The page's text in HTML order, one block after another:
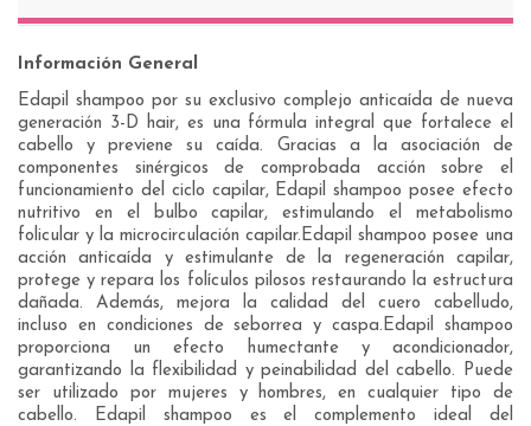
Información General
Edapil shampoo por su exclusivo complejo anticaída de nueva
generación 3-D hair, es una fórmula integral que fortalece el
cabello y previene su caída. Gracias a la asociación de
componentes sinérgicos de comprobada acción sobre el
funcionamiento del ciclo capilar, Edapil shampoo posee efecto
nutritivo en el bulbo capilar, estimulando el metabolismo
folicular y la microcirculación capilar.Edapil shampoo posee una
acción anticaída y estimulante de la regeneración capilar,
protege y repara los folículos pilosos restaurando la estructura
dañada. Además, mejora la calidad del cuero cabelludo,
incluso en condiciones de seborrea y caspa.Edapil shampoo
proporciona un efecto humectante y acondicionador,
garantizando la flexibilidad y peinabilidad del cabello. Puede
ser utilizado por mujeres y hombres, en cualquier tipo de
cabello. Edapil shampoo es el complemento ideal del